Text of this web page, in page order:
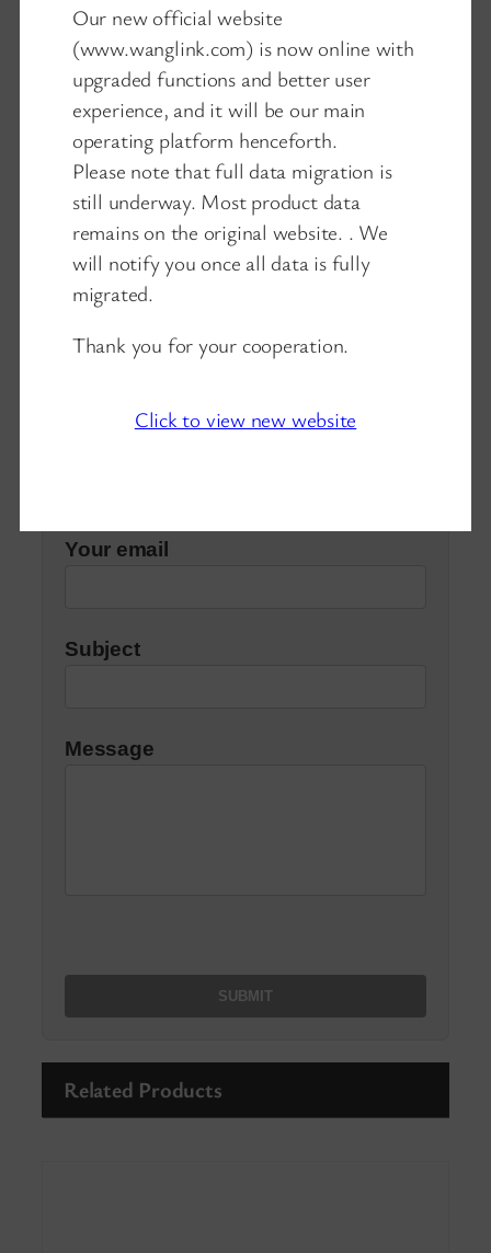
Poe’nun
3/6-); Port başına
maksimum Güç: 25.4
Gösterge
ışığı
Yeşil (100M)
GÜÇ: Yeşil
Contacts
Your email
Subject
Message
Related Products
Our new official website
(www.wanglink.com) is now online with
upgraded functions and better user
experience, and it will be our main
operating platform henceforth.
Please note that full data migration is
still underway. Most product data
remains on the original website. . We
will notify you once all data is fully
migrated.
Thank you for your cooperation.
Click to view new website